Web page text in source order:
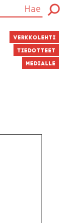
Verkkolehti
Tiedotteet
Medialle